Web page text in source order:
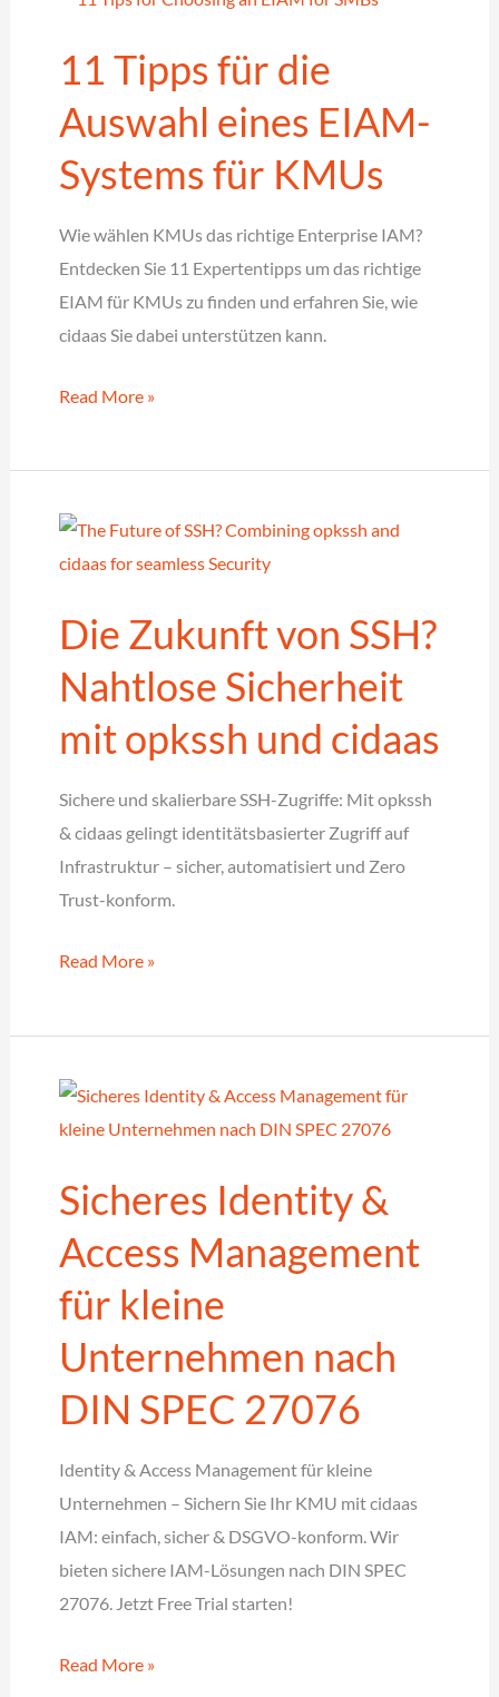
beginnt
mutigen
Plattformen
11 Tipps für die
Auswahl eines EIAM-
Systems für KMUs
Wie wählen KMUs das richtige Enterprise IAM?
Entdecken Sie 11 Expertentipps um das richtige
EIAM für KMUs zu finden und erfahren Sie, wie
cidaas Sie dabei unterstützen kann.
11
Auswahl
eines
Systems
KMUs
Read More »
Die Zukunft von SSH?
Nahtlose Sicherheit
mit opkssh und cidaas
Sichere und skalierbare SSH-Zugriffe: Mit opkssh
& cidaas gelingt identitätsbasierter Zugriff auf
Infrastruktur – sicher, automatisiert und Zero
Trust-konform.
Die
Nahtlose
Sicherheit
opkssh
cidaas
Read More »
Sicheres Identity &
Access Management
für kleine
Unternehmen nach
DIN SPEC 27076
Identity & Access Management für kleine
Unternehmen – Sichern Sie Ihr KMU mit cidaas
IAM: einfach, sicher & DSGVO-konform. Wir
bieten sichere IAM-Lösungen nach DIN SPEC
27076. Jetzt Free Trial starten!
Sicheres
Read More »